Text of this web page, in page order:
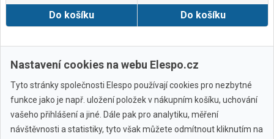
Do košíku
Do košíku
Zobrazit další
Nastavení cookies na webu Elespo.cz
Tyto stránky společnosti Elespo používají cookies pro nezbytné
funkce jako je např. uložení položek v nákupním košíku, uchování
vašeho přihlášení a jiné. Dále pak pro analytiku, měření
návštěvnosti a statistiky, tyto však můžete odmítnout kliknutím na